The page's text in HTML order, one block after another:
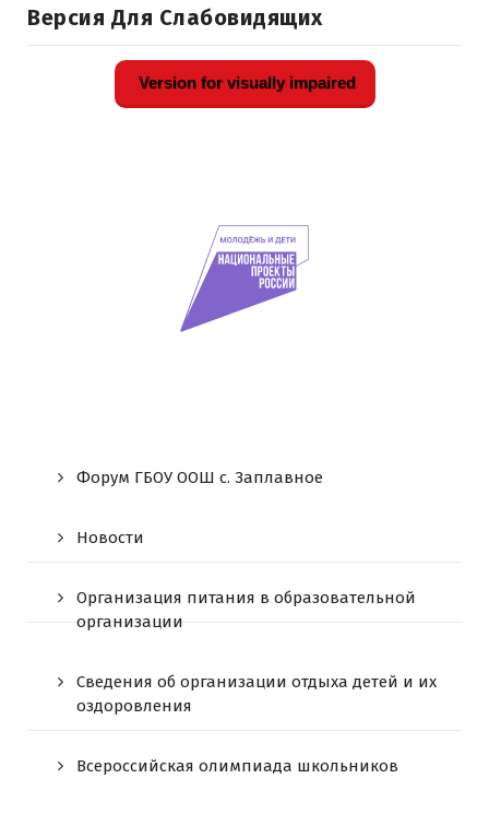
Версия Для Слабовидящих
Version for visually impaired
Форум ГБОУ ООШ c. Заплавное
Новости
Организация питания в образовательной
организации
Сведения об организации отдыха детей и их
оздоровления
Всероссийская олимпиада школьников